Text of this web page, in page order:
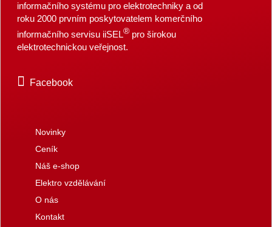
informačního systému pro elektrotechniky a od
roku 2000 prvním poskytovatelem komerčního
informačního servisu iiSEL®pro širokou
elektrotechnickou veřejnost.
Facebook
Novinky
Ceník
Náš e-shop
Elektro vzdělávání
O nás
Kontakt